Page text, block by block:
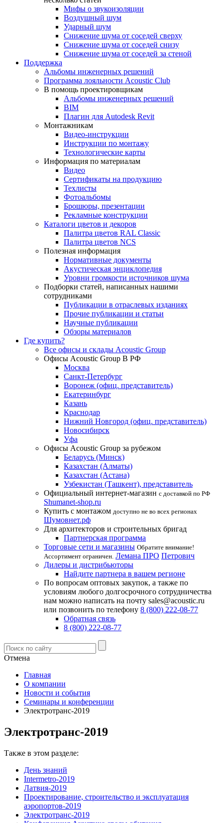
Мифы о звукоизоляции
Воздушный шум
Ударный шум
Снижение шума от соседей сверху
Снижение шума от соседей снизу
Снижение шума от соседей за стеной
Поддержка
Альбомы инженерных решений
Программа лояльности Acoustic Club
В помощь проектировщикам
Альбомы инженерных решений
BIM
Плагин для Autodesk Revit
Монтажникам
Видео-инструкции
Инструкции по монтажу
Технологические карты
Информация по материалам
Видео
Сертификаты на продукцию
Техлисты
Фотоальбомы
Брошюры, презентации
Рекламные конструкции
Каталоги цветов и декоров
Палитра цветов RAL Сlassic
Палитра цветов NCS
Полезная информация
Нормативные документы
Акустическая энциклопедия
Уровни громкости источников шума
Подборки статей, написанных нашими
сотрудниками
Публикации в отраслевых изданиях
Прочие публикации и статьи
Научные публикации
Обзоры материалов
Где купить?
Все офисы и склады Acoustic Group
Офисы Acoustic Group В РФ
Москва
Санкт-Петербург
Воронеж (офиц. представитель)
Екатеринбург
Казань
Краснодар
Нижний Новгород (офиц. представитель)
Новосибирск
Уфа
Офисы Acoustic Group за рубежом
Беларусь (Минск)
Казахстан (Алматы)
Казахстан (Астана)
Узбекистан (Ташкент), представитель
Официальный интернет-магазин с доставкой по РФ
Shumanet-shop.ru
Купить с монтажом доступно не во всех регионах
Шумовнет.рф
Для архитекторов и строительных бригад
Партнерская программа
Торговые сети и магазины Обратите внимание!
Ассортимент ограничен. Лемана ПРО Петрович
Дилеры и дистрибьюторы
Найдите партнера в вашем регионе
По вопросам оптовых закупок, а также по
условиям любого долгосрочного сотрудничества
нам можно написать на почту sales@acoustic.ru
или позвонить по телефону 8 (800) 222-08-77
Обратная связь
8 (800) 222-08-77
Отмена
Главная
О компании
Новости и события
Семинары и конференции
Электротранс-2019
Электротранс-2019
Также в этом разделе:
День знаний
Intermetro-2019
Латвия-2019
Проектирование, строительство и эксплуатация
аэропортов-2019
Электротранс-2019